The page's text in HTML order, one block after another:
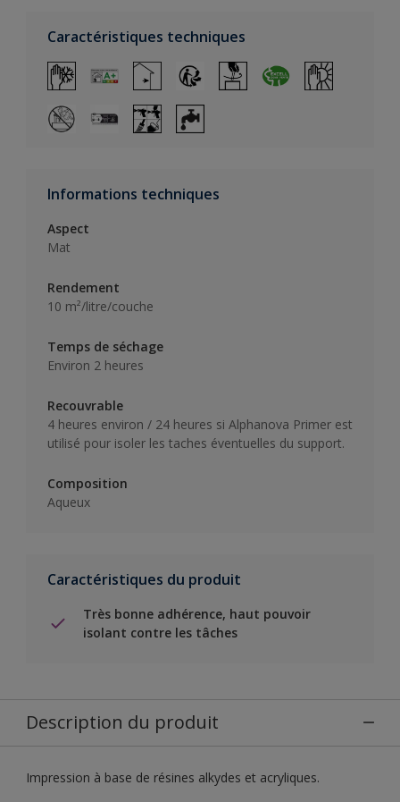
Caractéristiques techniques
Informations techniques
Aspect
Mat
Rendement
10 m²/litre/couche
Temps de séchage
Environ 2 heures
Recouvrable
4 heures environ / 24 heures si Alphanova Primer est
utilisé pour isoler les taches éventuelles du support.
Composition
Aqueux
Caractéristiques du produit
Très bonne adhérence, haut pouvoir
isolant contre les tâches
Description du produit
Impression à base de résines alkydes et acryliques.